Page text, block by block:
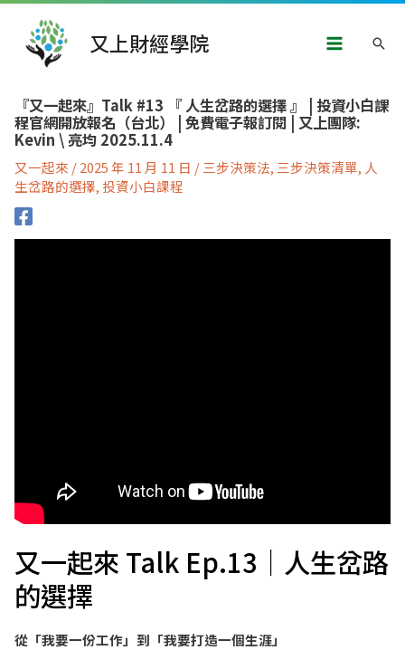
跳
又上財經學院
Menu搜
『又一起來』Talk #13 『 人生岔路的選擇 』 | 投資小白課
程官網開放報名（台北） | 免費電子報訂閱 | 又上團隊:
Kevin \ 亮均 2025.11.4
又一起來 /2025 年 11 月 11 日 /三步決策法, 三步決策清單, 人
生岔路的選擇, 投資小白課程
又一起來 Talk Ep.13｜人生岔路
的選擇
從「我要一份工作」到「我要打造一個生涯」
章
導
覽